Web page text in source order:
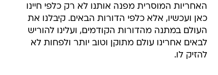
האחריות המוסרית מפנה אותנו לא רק כלפי חיינו
כאן ועכשיו, אלא כלפי הדורות הבאים. קיבלנו את
העולם במתנה מהדורות הקודמים, ועלינו להוריש
לבאים אחרינו עולם מתוקן וטוב יותר ולפחות לא
להזיק לו.